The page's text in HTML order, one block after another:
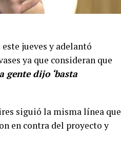
jueves y adelantó
ya que consideran que
dijo ‘basta
siguió la misma línea que
en contra del proyecto y